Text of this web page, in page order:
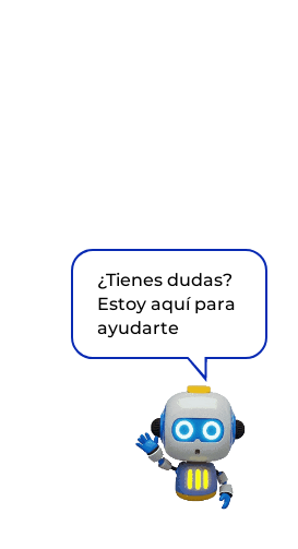
¿Tienes dudas?
Estoy aquí para
ayudarte